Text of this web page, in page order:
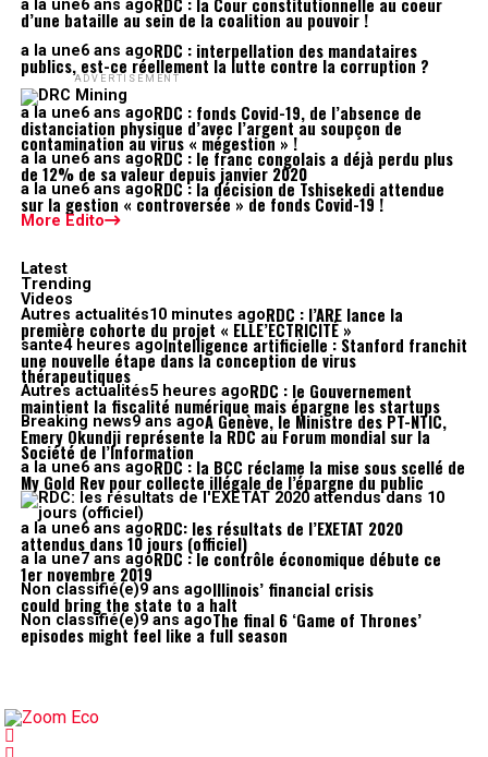
a la une6 ans agoRDC : la Cour constitutionnelle au coeur
d’une bataille au sein de la coalition au pouvoir !
a la une6 ans agoRDC : interpellation des mandataires
publics, est-ce réellement la lutte contre la corruption ?
ADVERTISEMENT
a la une6 ans agoRDC : fonds Covid-19, de l’absence de
distanciation physique d’avec l’argent au soupçon de
contamination au virus « mégestion » !
a la une6 ans agoRDC : le franc congolais a déjà perdu plus
de 12% de sa valeur depuis janvier 2020
a la une6 ans agoRDC : la décision de Tshisekedi attendue
sur la gestion « controversée » de fonds Covid-19 !
More Edito
Latest
Trending
Videos
Autres actualités10 minutes agoRDC : l’ARE lance la
première cohorte du projet « ELLE’ECTRICITÉ »
sante4 heures agoIntelligence artificielle : Stanford franchit
une nouvelle étape dans la conception de virus
thérapeutiques
Autres actualités5 heures agoRDC : le Gouvernement
maintient la fiscalité numérique mais épargne les startups
Breaking news9 ans agoA Genève, le Ministre des PT-NTIC,
Emery Okundji représente la RDC au Forum mondial sur la
Société de l’Information
a la une6 ans agoRDC : la BCC réclame la mise sous scellé de
My Gold Rev pour collecte illégale de l’épargne du public
a la une6 ans agoRDC: les résultats de l’EXETAT 2020
attendus dans 10 jours (officiel)
a la une7 ans agoRDC : le contrôle économique débute ce
1er novembre 2019
Non classifié(e)9 ans agoIllinois’ financial crisis
could bring the state to a halt
Non classifié(e)9 ans agoThe final 6 ‘Game of Thrones’
episodes might feel like a full season